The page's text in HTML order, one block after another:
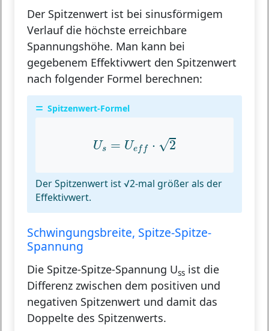
Der Spitzenwert ist bei sinusförmigem
Verlauf die höchste erreichbare
Spannungshöhe. Man kann bei
gegebenem Effektivwert den Spitzenwert
nach folgender Formel berechnen:
Spitzenwert-Formel
Us = Ue f f ⋅ √2
=U
Der Spitzenwert ist √2-mal größer als der
Effektivwert.
Schwingungsbreite, Spitze-Spitze-
Spannung
Die Spitze-Spitze-Spannung Uss ist die
Differenz zwischen dem positiven und
negativen Spitzenwert und damit das
Doppelte des Spitzenwerts.